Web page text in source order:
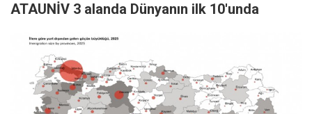
ATAUNİV 3 alanda Dünyanın ilk 10'unda